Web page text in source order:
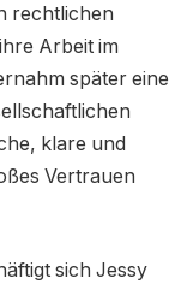
rechtlichen
Arbeit im
später eine
klare und
Vertrauen
sich Jessy